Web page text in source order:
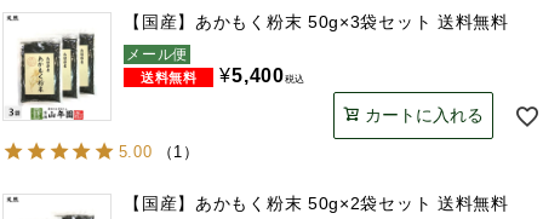
【国産】あかもく粉末 50g×3袋セット 送料無料
メール便
¥5,400税込
カートに入れる
5.00 （ 1 ）
【国産】あかもく粉末 50g×2袋セット 送料無料